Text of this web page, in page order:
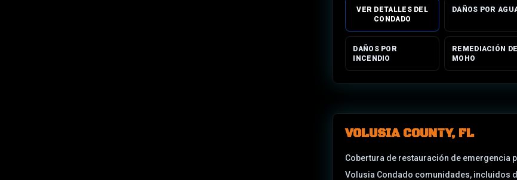
VER DETALLES DEL
CONDADO
DAÑOS POR
DAÑOS POR
INCENDIO
REMEDIACIÓN DE
MOHO
VOLUSIA COUNTY, FL
Cobertura de restauración de emergencia
Volusia Condado comunidades, incluidos